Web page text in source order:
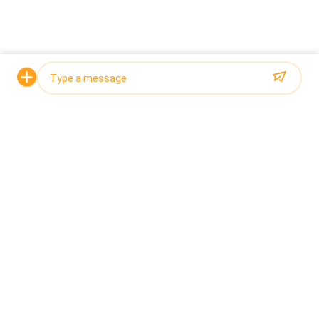
Packaging Exhibi
2026-06-26
Problemen met het wegen van
Vraag een offerte aan